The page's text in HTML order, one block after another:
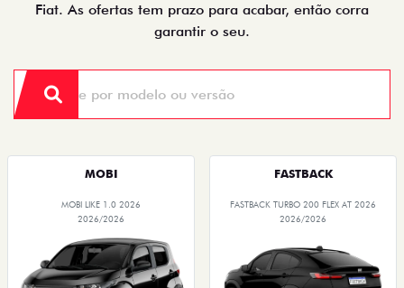
Fiat. As ofertas tem prazo para acabar, então corra
garantir o seu.
MOBI
MOBI LIKE 1.0 2026
2026/2026
FASTBACK
FASTBACK TURBO 200 FLEX AT 2026
2026/2026